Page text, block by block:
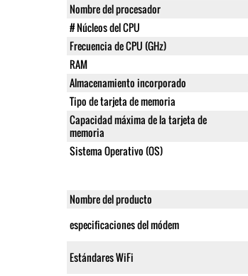
Nombre del procesador
# Núcleos del CPU
Frecuencia de CPU (GHz)
RAM
Almacenamiento incorporado
Tipo de tarjeta de memoria
Capacidad máxima de la tarjeta de
memoria
Sistema Operativo (OS)
Nombre del producto
especificaciones del módem
Estándares WiFi